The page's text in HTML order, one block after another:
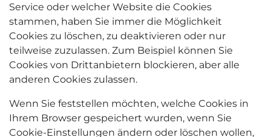
Service oder welcher Website die Cookies
stammen, haben Sie immer die Möglichkeit
Cookies zu löschen, zu deaktivieren oder nur
teilweise zuzulassen. Zum Beispiel können Sie
Cookies von Drittanbietern blockieren, aber alle
anderen Cookies zulassen.
Wenn Sie feststellen möchten, welche Cookies in
Ihrem Browser gespeichert wurden, wenn Sie
Cookie-Einstellungen ändern oder löschen wollen,